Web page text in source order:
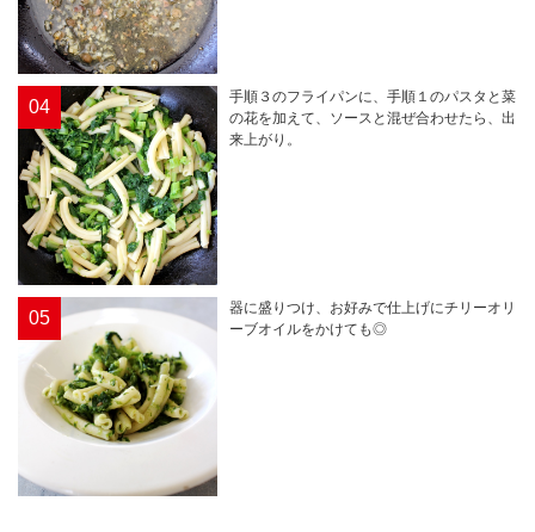
04
手順３のフライパンに、手順１のパスタと菜
の花を加えて、ソースと混ぜ合わせたら、出
来上がり。
05
器に盛りつけ、お好みで仕上げにチリーオリ
ーブオイルをかけても◎